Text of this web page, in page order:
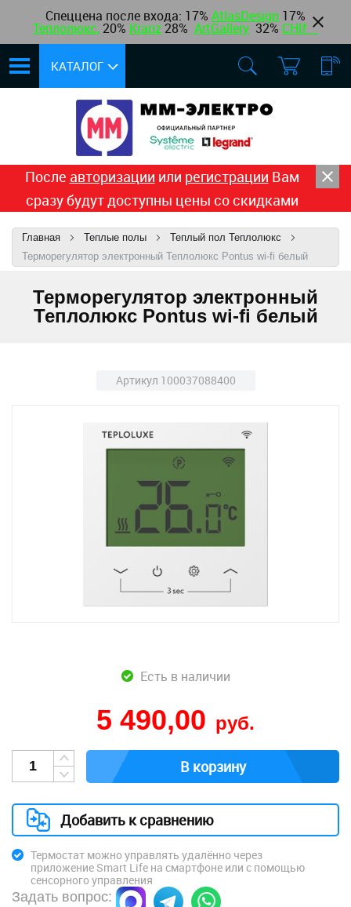
Спеццена после входа: 17% AtlasDesign 17%
Теплолюкс, 20% Kranz 28% ArtGallery 32% CHINT
КАТАЛОГ
После авторизации или регистрации Вам
сразу будут доступны цены со скидками
Главная Теплые полы
Теплый пол Теплолюкс
Терморегулятор электронный Теплолюкс Pontus wi-fi белый
Терморегулятор электронный
Теплолюкс Pontus wi-fi белый
Артикул 100037088400
Есть в наличии
5 490,00 руб.
В корзину
Добавить к сравнению
Термостат можно управлять удалённо через
приложениеSmart Life на смартфоне или с помощью
сенсорного управления
Задать вопрос: